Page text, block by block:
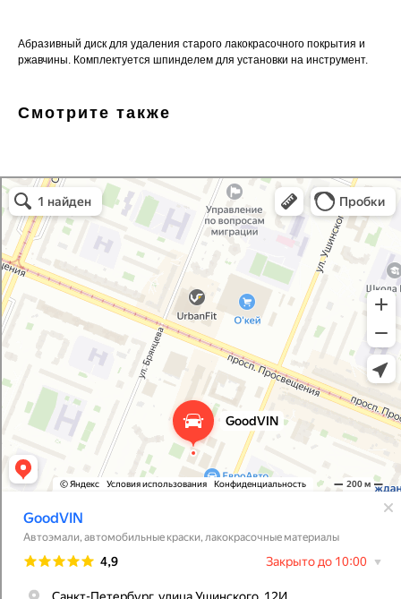
Абразивный диск для удаления старого лакокрасочного покрытия и
ржавчины. Комплектуется шпинделем для установки на инструмент.
Смотрите также
GoodVIN
Автоэмали, автомобильные краски в Санкт‑Петербурге
Лакокрасочные материалы в Санкт‑Петербурге